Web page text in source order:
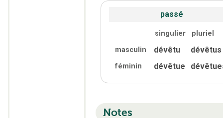
passé
singulier
pluriel
masculin
dévêtu dévêtus
féminin dévêtue
Notes